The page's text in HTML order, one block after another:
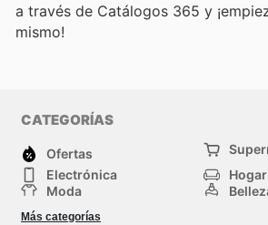
a través de Catálogos 365 y
mismo!
CATEGORÍAS
Ofertas
Electrónica
Hogar
Moda
Deporte
Más categorías